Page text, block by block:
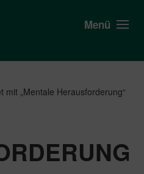
Menü
mit „Mentale Herausforderung“